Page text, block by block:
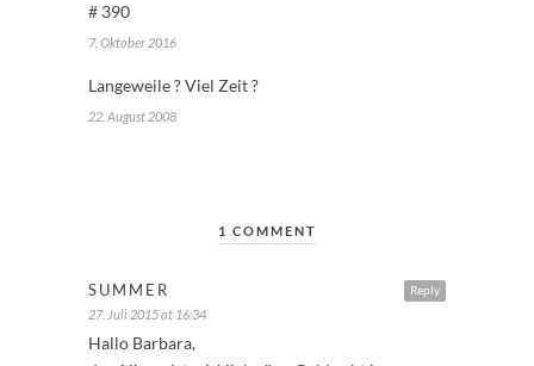
# 390
7. Oktober 2016
Langeweile ? Viel Zeit ?
22. August 2008
1 COMMENT
Reply
SUMMER
27. Juli 2015 at 16:34
Hallo Barbara,